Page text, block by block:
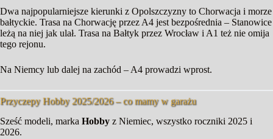
Dwa najpopularniejsze kierunki z Opolszczyzny to Chorwacja i morze
bałtyckie. Trasa na Chorwację przez A4 jest bezpośrednia – Stanowice
leżą na niej jak ulał. Trasa na Bałtyk przez Wrocław i A1 też nie omija
tego rejonu.
Na Niemcy lub dalej na zachód – A4 prowadzi wprost.
Przyczepy Hobby 2025/2026 – co mamy w garażu
Sześć modeli, marka Hobby z Niemiec, wszystko roczniki 2025 i
2026.